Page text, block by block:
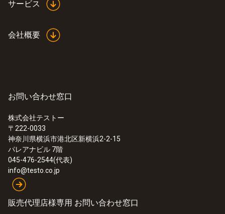
:0563 2051
testo 205 - pH計
¥60,000
¥66,000
サービス
会社概要
お問い合わせ窓口
株式会社テストー
〒222-0033
神奈川県横浜市港北区新横浜2-2-15
パレアナビル 7階
045-476-2544(代表)
info@testo.co.jp
販売代理店様専用 お問い合わせ窓口